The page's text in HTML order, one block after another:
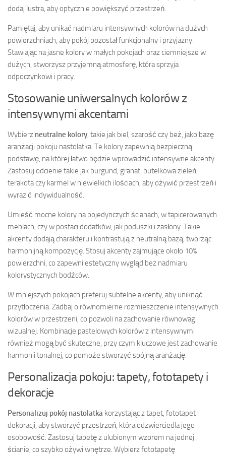
dodaj lustra, aby optycznie powiększyć przestrzeń.
Pamiętaj, aby unikać nadmiaru intensywnych kolorów na dużych
powierzchniach, aby pokój pozostał funkcjonalny i przyjazny.
Stawiając na jasne kolory w małych pokojach oraz ciemniejsze w
dużych, stworzysz przyjemną atmosferę, która sprzyja
odpoczynkowi i pracy.
Stosowanie uniwersalnych kolorów z
intensywnymi akcentami
Wybierz neutralne kolory , takie jak biel, szarość czy beż, jako bazę
aranżacji pokoju nastolatka. Te kolory zapewnią bezpieczną
podstawę, na której łatwo będzie wprowadzić intensywne akcenty.
Zastosuj odcienie takie jak burgund, granat, butelkowa zieleń,
terakota czy karmel w niewielkich ilościach, aby ożywić przestrzeń i
wyrazić indywidualność.
Umieść mocne kolory na pojedynczych ścianach, w tapicerowanych
meblach, czy w postaci dodatków, jak poduszki i zasłony. Takie
akcenty dodają charakteru i kontrastują z neutralną bazą, tworząc
harmonijną kompozycję. Stosuj akcenty zajmujące około 10%
powierzchni, co zapewni estetyczny wygląd bez nadmiaru
kolorystycznych bodźców.
W mniejszych pokojach preferuj subtelne akcenty, aby uniknąć
przytłoczenia. Zadbaj o równomierne rozmieszczenie intensywnych
kolorów w przestrzeni, co pozwoli na zachowanie równowagi
wizualnej. Kombinacje pastelowych kolorów z intensywnymi
również mogą być skuteczne, przy czym kluczowe jest zachowanie
harmonii tonalnej, co pomoże stworzyć spójną aranżację.
Personalizacja pokoju: tapety, fototapety i
dekoracje
Personalizuj pokój nastolatka korzystając z tapet, fototapet i
dekoracji, aby stworzyć przestrzeń, która odzwierciedla jego
osobowość. Zastosuj tapetę z ulubionym wzorem na jednej
ścianie, co szybko ożywi wnętrze. Wybierz fototapetę